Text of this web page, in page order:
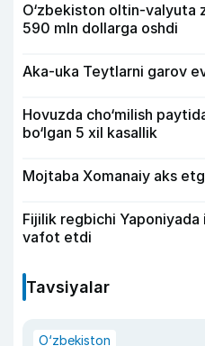
O‘zbekiston oltin-valyuta
590 mln dollarga oshdi
Aka-uka Teytlarni garov
Hovuzda cho‘milish
bo‘lgan 5 xil kasallik
Mojtaba Xomanaiy aks
Fijilik regbichi
vafot etdi
Tavsiyalar
O‘zbekiston